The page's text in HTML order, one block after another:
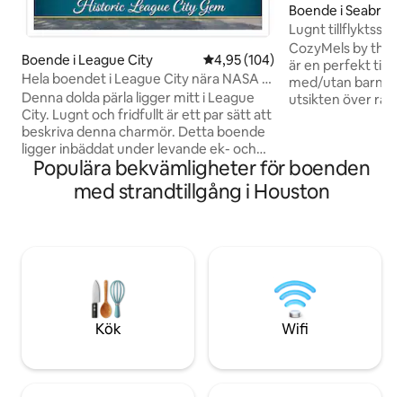
Boende i League City 4,95 av 5 i genomsnittligt
4,95 (104)
Hela boendet i League City nära NASA &
Kemah
Denna dolda pärla ligger mitt i League
City. Lugnt och fridfullt är ett par sätt att
beskriva denna charmör. Detta boende
ligger inbäddat under levande ek- och
pekannötsträd och erbjuder en rymlig
bakgård, uteplats och kajaker för gäster
att njuta av. Ta en 2 minuters promenad
NASA eller Kemah Boardwalk. För att
inte tala om att Downtown Houston och
Galveston ligger bara en kort bilresa
Boende i
Lugnt
Kemah Boardwalk
CozyMels by the
är en perfekt
med/utan barn eller par.
utsikten över
Seabrook Trails
eller njut av
fiske (glöm bara
Populära bekvämligheter för boenden
med strandtillgång i Houston
Kök Wifi